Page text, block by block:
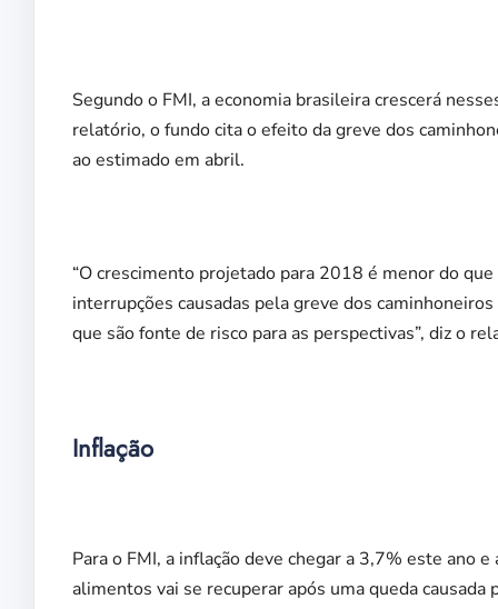
Segundo o FMI, a economia brasileira crescerá
relatório, o fundo cita o efeito da greve dos
ao estimado em abril.
“O crescimento projetado para 2018 é menor do
interrupções causadas pela greve dos
que são fonte de risco para as perspectivas”, diz o
Inflação
Para o FMI, a inflação deve chegar a 3,7% este ano
alimentos vai se recuperar após uma queda